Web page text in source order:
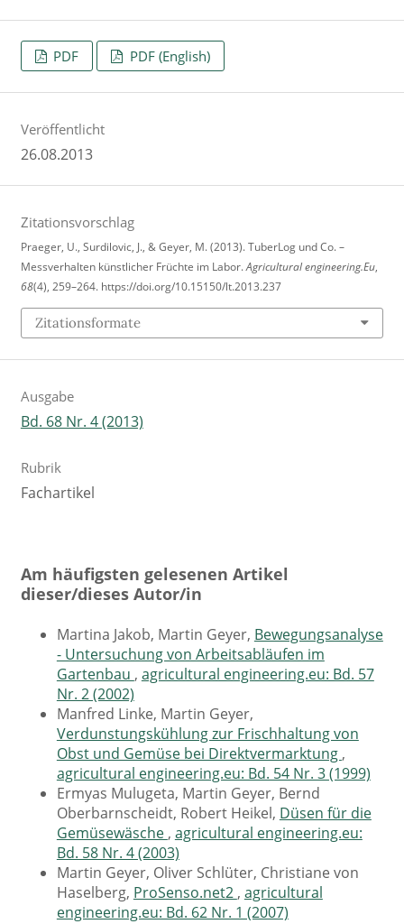
PDF PDF (English)
Veröffentlicht
26.08.2013
Zitationsvorschlag
Praeger, U., Surdilovic, J., & Geyer, M. (2013). TuberLog und Co. –
Messverhalten künstlicher Früchte im Labor.Agricultural engineering.Eu,
68(4), 259–264. https://doi.org/10.15150/lt.2013.237
Zitationsformate
Ausgabe
Bd. 68 Nr. 4 (2013)
Rubrik
Fachartikel
Am häufigsten gelesenen Artikel
dieser/dieses Autor/in
Martina Jakob, Martin Geyer, Bewegungsanalyse
- Untersuchung von Arbeitsabläufen im
Gartenbau , agricultural engineering.eu: Bd. 57
Nr. 2 (2002)
Manfred Linke, Martin Geyer,
Verdunstungskühlung zur Frischhaltung von
Obst und Gemüse bei Direktvermarktung ,
agricultural engineering.eu: Bd. 54 Nr. 3 (1999)
Ermyas Mulugeta, Martin Geyer, Bernd
Oberbarnscheidt, Robert Heikel, Düsen für die
Gemüsewäsche , agricultural engineering.eu:
Bd. 58 Nr. 4 (2003)
Martin Geyer, Oliver Schlüter, Christiane von
Haselberg, ProSenso.net2 , agricultural
engineering.eu: Bd. 62 Nr. 1 (2007)